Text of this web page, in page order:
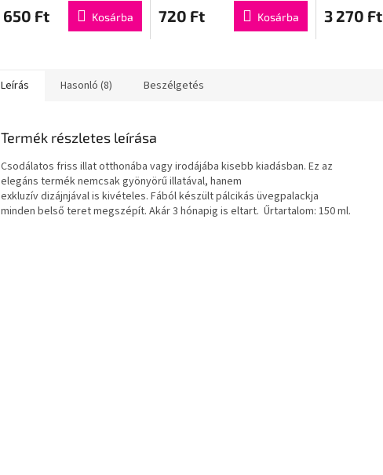
650 Ft Kosárba 720 Ft Kosárba 3 270 Ft
Leírás Hasonló (8) Beszélgetés
Termék részletes leírása
Csodálatos friss illat otthonába vagy irodájába kisebb kiadásban. Ez az
elegáns termék nemcsak gyönyörű illatával, hanem
exkluzív dizájnjával is kivételes. Fából készült pálcikás üvegpalackja
minden belső teret megszépít. Akár 3 hónapig is eltart. Űrtartalom: 150 ml.